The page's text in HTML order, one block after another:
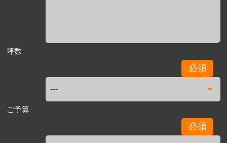
坪数
必須
ご予算
必須